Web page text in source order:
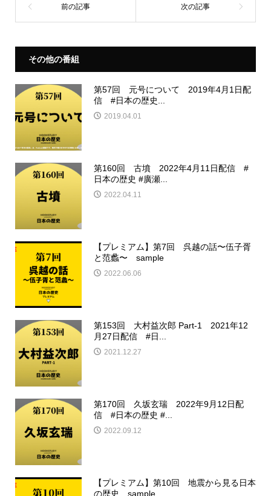
その他の番組
第57回 元号について 2019年4月1日配
信 #日本の歴史...
2019.04.01
第160回 古墳 2022年4月11日配信 #
日本の歴史 #廣瀬...
2022.04.11
【プレミアム】第7回 呉越の話〜伍子胥
と范蠡〜 sample
2022.06.06
第153回 大村益次郎 Part-1 2021年12
月27日配信 #日...
2021.12.27
第170回 久坂玄瑞 2022年9月12日配
信 #日本の歴史 #...
2022.09.12
【プレミアム】第10回 地震から見る日本
の歴史 sample